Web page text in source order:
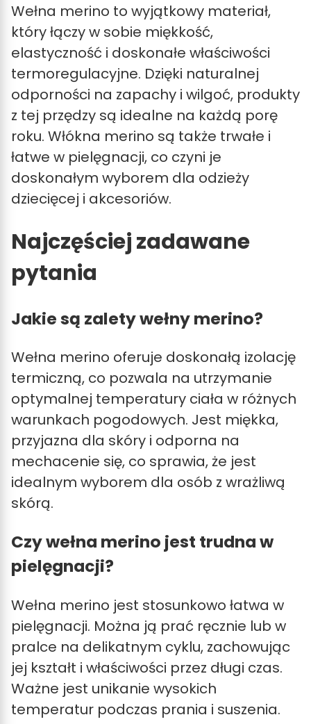
Wełna merino to wyjątkowy materiał,
który łączy w sobie miękkość,
elastyczność i doskonałe właściwości
termoregulacyjne. Dzięki naturalnej
odporności na zapachy i wilgoć, produkty
z tej przędzy są idealne na każdą porę
roku. Włókna merino są także trwałe i
łatwe w pielęgnacji, co czyni je
doskonałym wyborem dla odzieży
dziecięcej i akcesoriów.
Najczęściej zadawane
pytania
Jakie są zalety wełny merino?
Wełna merino oferuje doskonałą izolację
termiczną, co pozwala na utrzymanie
optymalnej temperatury ciała w różnych
warunkach pogodowych. Jest miękka,
przyjazna dla skóry i odporna na
mechacenie się, co sprawia, że jest
idealnym wyborem dla osób z wrażliwą
skórą.
Czy wełna merino jest trudna w
pielęgnacji?
Wełna merino jest stosunkowo łatwa w
pielęgnacji. Można ją prać ręcznie lub w
pralce na delikatnym cyklu, zachowując
jej kształt i właściwości przez długi czas.
Ważne jest unikanie wysokich
temperatur podczas prania i suszenia.